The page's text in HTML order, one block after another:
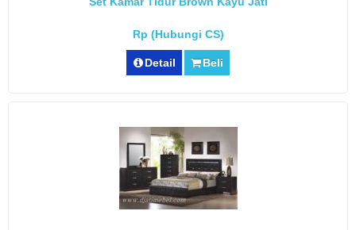
Rp (Hubungi CS)
Detail Beli